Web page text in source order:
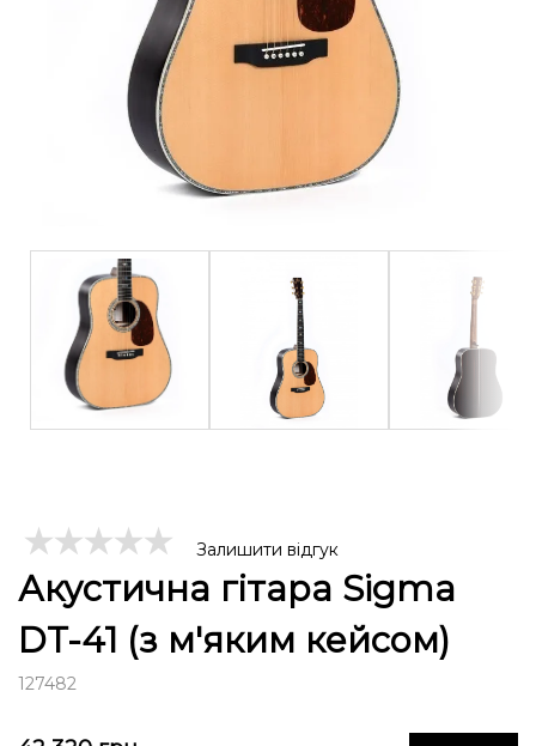
Залишити відгук
Акустична гітара Sigma
DT-41 (з м'яким кейсом)
127482